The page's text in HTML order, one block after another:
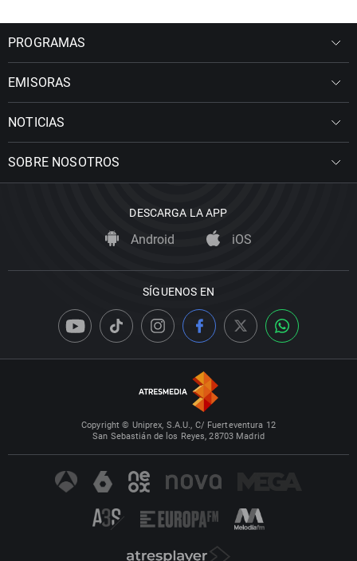
PROGRAMAS
EMISORAS
NOTICIAS
SOBRE NOSOTROS
DESCARGA LA APP
Android iOS
SÍGUENOS EN
Copyright © Uniprex, S.A.U., C/ Fuerteventura 12
San Sebastián de los Reyes, 28703 Madrid